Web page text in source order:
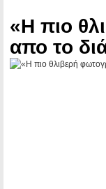
«H πιο
απο το